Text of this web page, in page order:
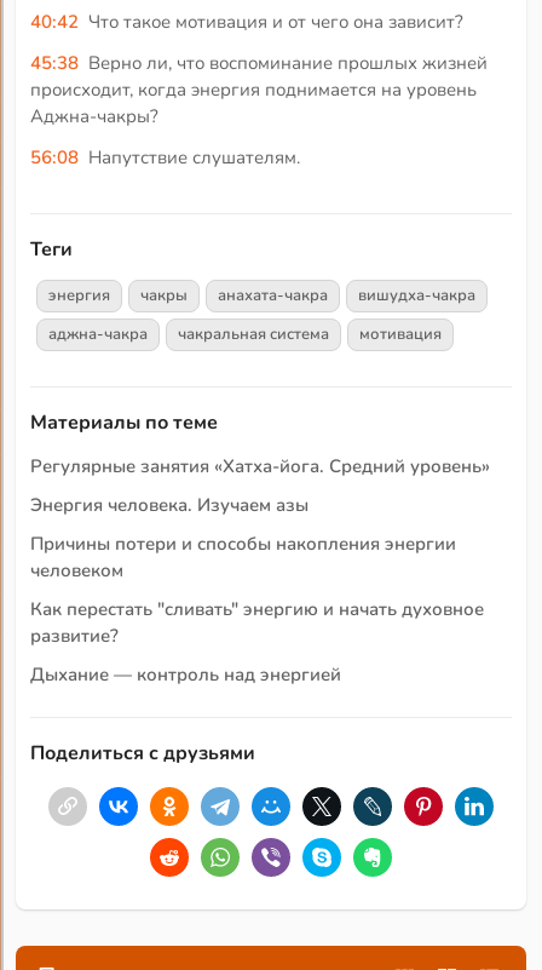
40:42 Что такое мотивация и от чего она зависит?
45:38 Верно ли, что воспоминание прошлых жизней
происходит, когда энергия поднимается на уровень
Аджна-чакры?
56:08 Напутствие слушателям.
Теги
энергия чакры анахата-чакра
вишудха-чакра
аджна-чакра
чакральная система мотивация
Материалы по теме
Регулярные занятия «Хатха-йога. Средний уровень»
Энергия человека. Изучаем азы
Причины потери и способы накопления энергии
человеком
Как перестать "сливать" энергию и начать духовное
развитие?
Дыхание — контроль над энергией
Поделиться с друзьями